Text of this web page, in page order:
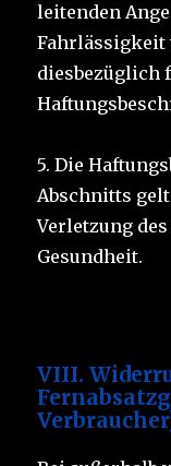
leitenden
Fahrlässigkeit
diesbezüglich
5. Die
Abschnitts
Verletzung
Gesundheit.
VIII.